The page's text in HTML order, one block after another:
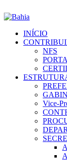
INÍCIO
NFS
Vice-